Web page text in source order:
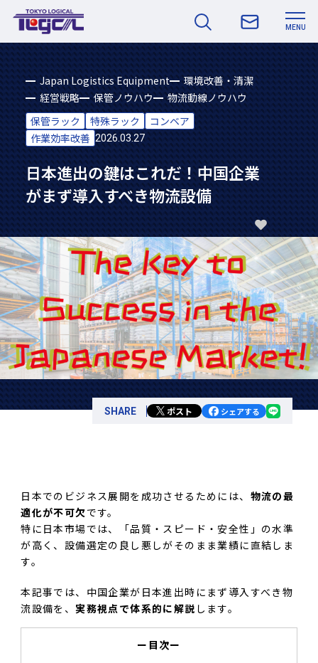
MENU
Japan Logistics Equipment
環境改善・清潔
経営戦略
保管ノウハウ
物流動線ノウハウ
保管ラック
特殊ラック
コンベア
作業効率改善 2026.03.27
日本進出の鍵はこれだ！中国企業
がまず導入すべき物流設備
SHARE ポスト シェアする
日本でのビジネス展開を成功させるためには、 物流の最
適化が不可欠です。
特に日本市場では、「品質・スピード・安全性」の水準
が高く、設備選定の良し悪しがそのまま業績に直結しま
す。
本記事では、中国企業が日本進出時にまず導入すべき物
流設備を、実務視点で体系的に解説 します。
ー目次ー